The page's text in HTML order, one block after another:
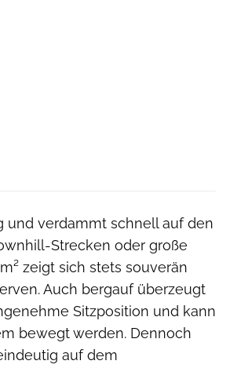
und verdammt schnell auf den
Strecken oder große
zeigt sich stets souverän
Auch bergauf überzeugt
Sitzposition und kann
bewegt werden. Dennoch
auf dem